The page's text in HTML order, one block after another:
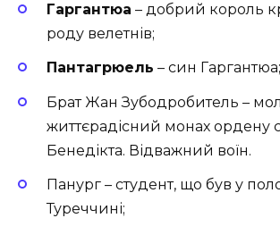
Гаргантюа – добрий король
роду велетнів;
Пантагрюель – син Гаргантюа;
Брат Жан Зубодробитель –
життєрадісний монах ордену
Бенедікта. Відважний воїн.
Панург – студент, що був у
Туреччині;